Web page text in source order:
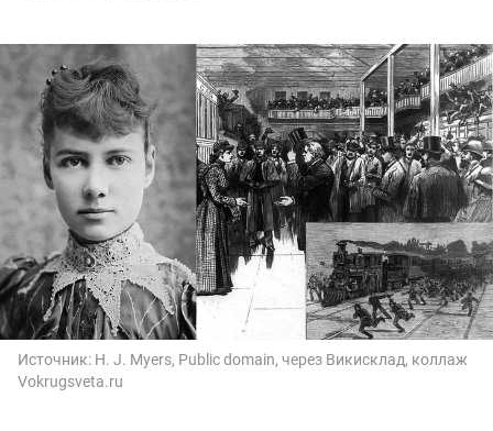
Источник: H. J. Myers, Public domain, через Викисклад, коллаж
Vokrugsveta.ru